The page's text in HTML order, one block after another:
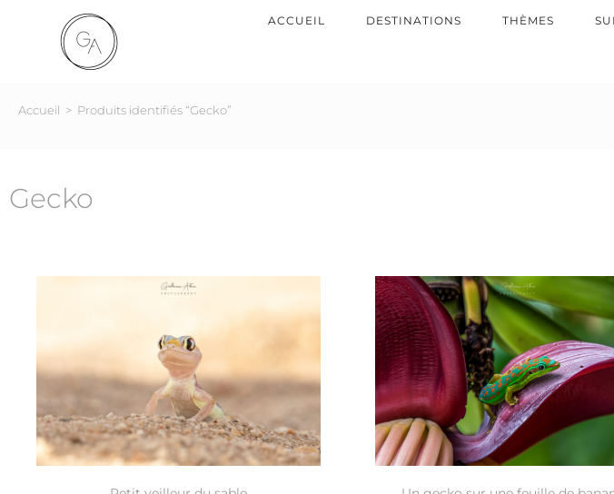
ACCUEIL DESTINATIONS THÈMES
Accueil > Produits identifiés “Gecko”
Gecko